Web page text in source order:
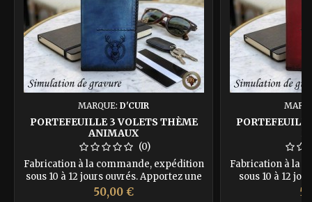
MARQUE: D'CUIR
PORTEFEUILLE 3 VOLETS THÈME
ANIMAUX
(0)
Fabrication à la commande, expédition
sous 10 à 12 jours ouvrés. Apportez une
touche de nature à vos accessoires avec
Prix
50,00 €
Fabrication à la
sous 10 à 12
motif qui vous